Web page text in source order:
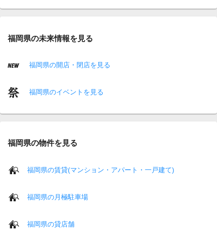
福岡県の未来情報を見る
福岡県の開店・閉店を見る
福岡県のイベントを見る
福岡県の物件を見る
福岡県の賃貸(マンション・アパート・一戸建て)
福岡県の月極駐車場
福岡県の貸店舗